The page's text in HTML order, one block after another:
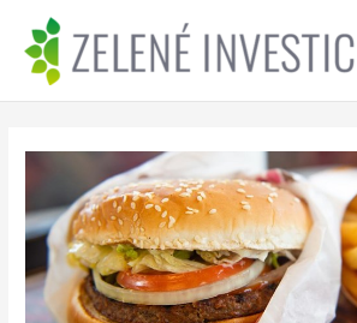
obsah